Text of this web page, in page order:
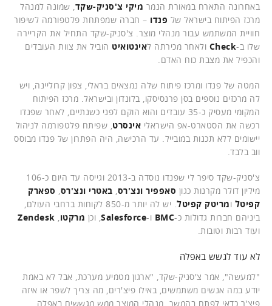
באחרונה התארח במאורת הנמר מיקי צ'סניק-שקד, שמונה למנהל
מרכז הפיתוח בישראל של פנדו – חברה שמפתחת פלטפורמה לשיפור
חוויית המשתמש עבור מנהלי מוצר. צ'סניק-שקד התחיל את הקריירה
שלו ב-Check ולאחר מכירתה לאינטואיט הוביל את צוות העובדים
והכפיל את מצבת כוח האדם.
המטה של פנדו ומרכז פיתוח שלה נמצאים בראלי, צפון קרוליינה, ויש
לה מרכזים נוספים בסן פרנסיסקו, בלונדון ובישראל. מרכז הפיתוח
המקומי מעסיק כ-35 עובדים והוא הוקם לפני כשנתיים, לאחר שפנדו
רכשה את הסטארט-אפ הישראלי אינסרט, שפיתח פלטפורמה לניהול
יישומים ללא תכנות במובייל. עד הרכישה, היה הפתרון של פנדו מבוסס
ווב בלבד.
צ'סניק-שקד סיפר לי שפנדו נוסדה ב-2013 וגייסה עד היום כ-106
מיליון דולר מקרנות כגון סאפפיר ונצ'רס, באטרי ונצ'רס, ספארק
קפיטל ומריטק קפיטל
. יש לה יותר מ-850 לקוחות ברחבי העולם,
ביניהם חברות גדולות כ-BMC ו-Salesforce, וכן מרקטו,
Zendesk
ועוד רבות וטובות.
לא עוד לגשש באפלה
"למעשה", אמר צ'סניק-שקד, "ארגון מטמיע מערכת, אבל לא באמת
יודע במה אנשים משתמשים, באילו פיצ'רים, מה צריך לשפר או איזה
פיצ'ר כדאי לפתח בהמשך. מנהלי המוצר ממש מגששים באפלה.